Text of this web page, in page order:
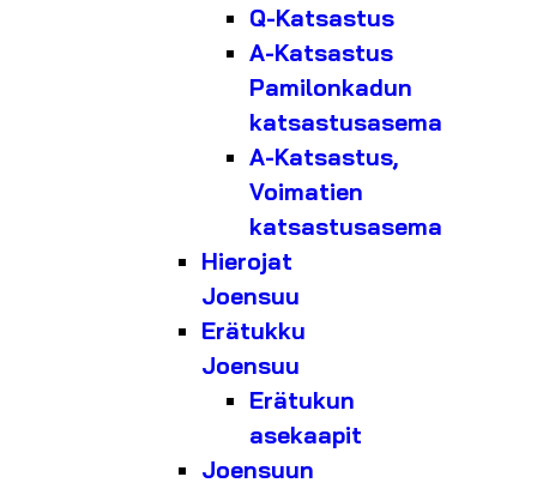
Q-Katsastus
A-Katsastus
Pamilonkadun
katsastusasema
A-Katsastus,
Voimatien
katsastusasema
Hierojat
Joensuu
Erätukku
Joensuu
Erätukun
asekaapit
Joensuun